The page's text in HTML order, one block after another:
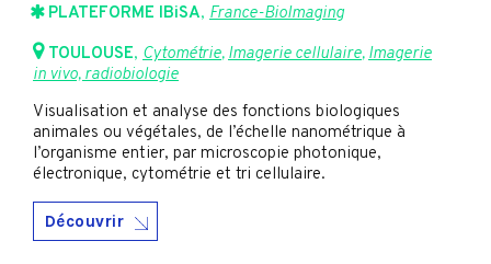
PLATEFORME IBiSA, France-BioImaging
TOULOUSE, Cytométrie,Imagerie cellulaire,Imagerie
in vivo, radiobiologie
Visualisation et analyse des fonctions biologiques
animales ou végétales, de l’échelle nanométrique à
l’organisme entier, par microscopie photonique,
électronique, cytométrie et tri cellulaire.
Découvrir